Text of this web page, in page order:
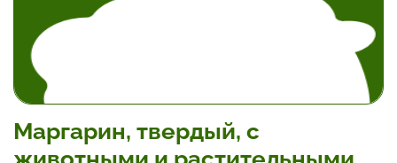
Маргарин, твердый, с